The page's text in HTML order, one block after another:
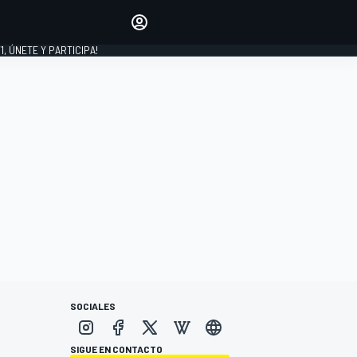
INICIAR SESIÓN
ÚNETE Y PARTICIPA!
SOCIALES
SIGUE EN CONTACTO